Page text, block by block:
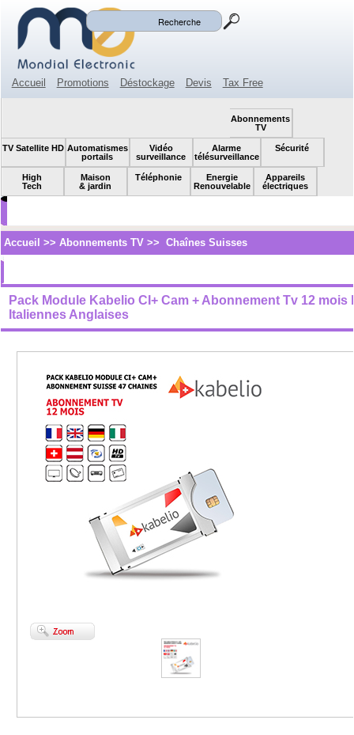
Mon compte
Accueil Promotions Déstockage Devis
Tax Free
Abonnements
TV
TV Satellite HD Automatismes
portails
Vidéo
surveillance
Alarme
télésurveillance
Sécurité
High
Tech
Maison
& jardin
Téléphonie
Energie
Renouvelable
Appareils
électriques
Accueil >> Abonnements TV>> Chaînes Suisses
Pack Module Kabelio CI+ Cam + Abonnement Tv 12
Italiennes Anglaises